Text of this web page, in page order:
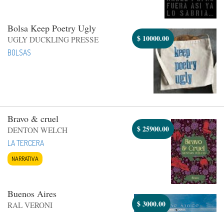
Bolsa Keep Poetry Ugly
UGLY DUCKLING PRESSE
BOLSAS
$ 10000.00
Bravo & cruel
DENTON WELCH
LA TERCERA
NARRATIVA
$25900.00
Buenos Aires
RAL VERONI
$3000.00